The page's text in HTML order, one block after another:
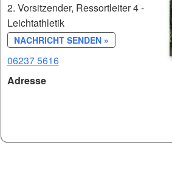
2. Vorsitzender, Ressortleiter 4 -
Leichtathletik
NACHRICHT SENDEN »
06237 5616
Adresse